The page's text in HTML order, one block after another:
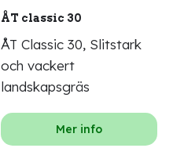
ÅT classic 30
ÅT Classic 30, Slitstark
och vackert
landskapsgräs
Mer info